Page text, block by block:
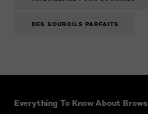
DES SOURCILS PARFAITS
Everything To Know About Brows